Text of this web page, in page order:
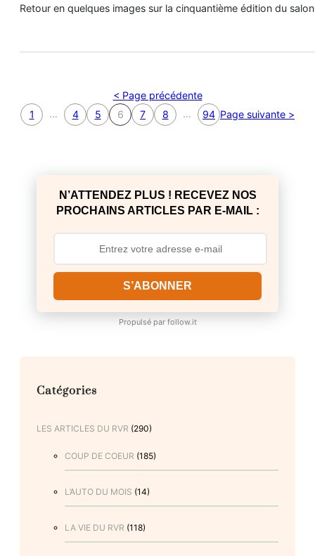
Retour en quelques images sur la cinquantième édition du
< Page précédente
1
… 4 5 6 7 8 … 94 Page suivante >
N’ATTENDEZ PLUS ! RECEVEZ NOS
PROCHAINS ARTICLES PAR E-MAIL :
S’ABONNER
Propulsé par follow.it
Catégories
LES ARTICLES DU RVR (290)
COUP DE COEUR (185)
L’AUTO DU MOIS (14)
LA VIE DU RVR (118)